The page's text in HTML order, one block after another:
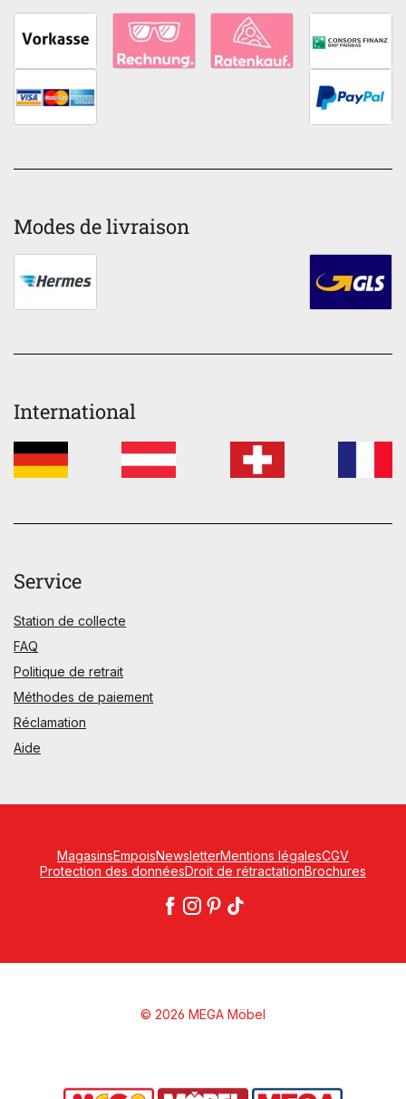
Modes de livraison
International
Service
Station de collecte
FAQ
Politique de retrait
Méthodes de paiement
Réclamation
Aide
MagasinsEmpoisNewsletterMentions légalesCGV
Protection des donnéesDroit de rétractationBrochures
© 2026 MEGA Möbel